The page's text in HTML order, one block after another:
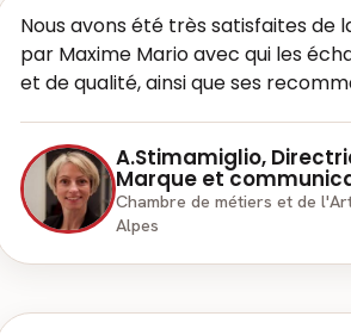
Nous avons été très satisfaites de
par Maxime Mario avec qui les
et de qualité, ainsi que ses
A.Stimamiglio,
Marque et
Chambre de métiers et de
Alpes